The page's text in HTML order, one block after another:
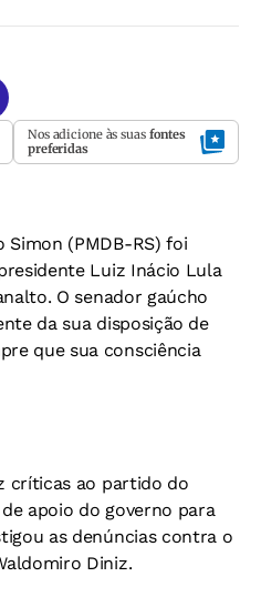
Nos adicione às suas fontes
preferidas
Simon (PMDB-RS) foi
Luiz Inácio Lula
O senador gaúcho
da sua disposição de
que sua consciência
críticas ao partido do
apoio do governo para
as denúncias contra o
Diniz.